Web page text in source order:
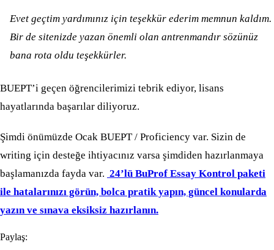
Evet geçtim yardımınız için teşekkür ederim memnun kaldım.
Bir de sitenizde yazan önemli olan antrenmandır sözünüz
bana rota oldu teşekkürler.
BUEPT’i geçen öğrencilerimizi tebrik ediyor, lisans
hayatlarında başarılar diliyoruz.
Şimdi önümüzde Ocak BUEPT / Proficiency var. Sizin de
writing için desteğe ihtiyacınız varsa şimdiden hazırlanmaya
başlamanızda fayda var. 24’lü BuProf Essay Kontrol paketi
ile hatalarınızı görün, bolca pratik yapın, güncel konularda
yazın ve sınava eksiksiz hazırlanın.
Paylaş: